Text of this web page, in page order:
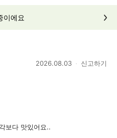
이에요
2026.08.03 신고하기
보다 맛있어요..